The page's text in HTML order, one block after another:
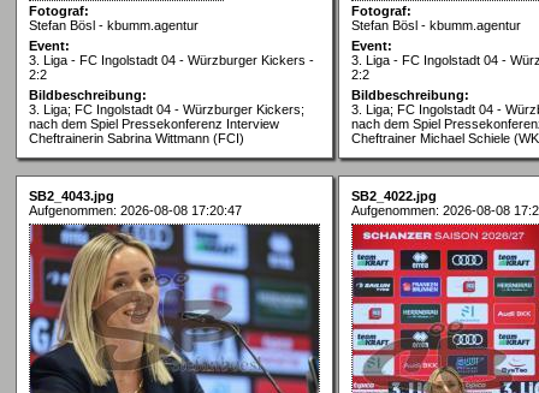
Fotograf:
Stefan Bösl - kbumm.agentur
Event:
3. Liga - FC Ingolstadt 04 - Würzburger Kickers -
2:2
Bildbeschreibung:
3. Liga; FC Ingolstadt 04 - Würzburger Kickers;
nach dem Spiel Pressekonferenz Interview
Cheftrainerin Sabrina Wittmann (FCI)
Fotograf:
Stefan Bösl - kbumm.agentur
Event:
3. Liga - FC Ingolstadt 04 -
2:2
Bildbeschreibung:
3. Liga; FC Ingolstadt 04 -
nach dem Spiel
Cheftrainer Michael Schiele
SB2_4043.jpg
Aufgenommen: 2026-08-08 17:20:47
SB2_4022.jpg
Aufgenommen: 2026-08-08